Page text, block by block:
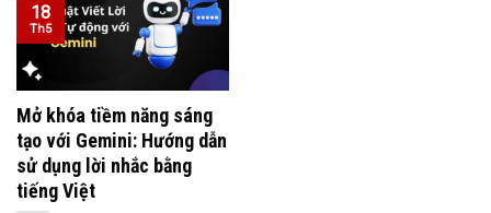
Mở khóa tiềm năng sáng
tạo với Gemini: Hướng dẫn
sử dụng lời nhắc bằng
tiếng Việt
18
Th5